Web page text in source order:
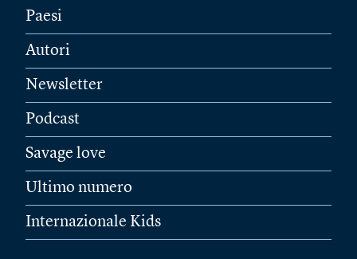
Paesi
Autori
Newsletter
Podcast
Savage love
Ultimo numero
Internazionale Kids